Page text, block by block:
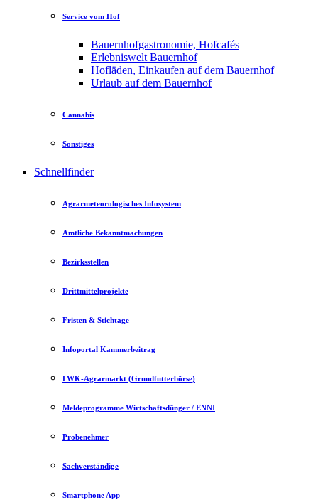
Service vom Hof
Bauernhofgastronomie, Hofcafés
Erlebniswelt Bauernhof
Hofläden, Einkaufen auf dem Bauernhof
Urlaub auf dem Bauernhof
Cannabis
Sonstiges
Schnellfinder
Agrarmeteorologisches Infosystem
Amtliche Bekanntmachungen
Bezirksstellen
Drittmittelprojekte
Fristen & Stichtage
Infoportal Kammerbeitrag
LWK-Agrarmarkt (Grundfutterbörse)
Meldeprogramme Wirtschaftsdünger / ENNI
Probenehmer
Sachverständige
Smartphone App